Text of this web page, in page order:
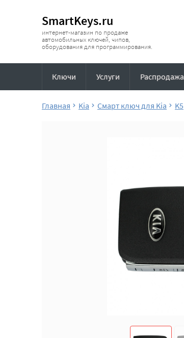
SmartKeys.ru
интернет-магазин по продаже
автомобильных ключей, чипов,
оборудования для программирования.
Ключи Услуги Распродажа
Главная Kia Смарт ключ для Kia K5